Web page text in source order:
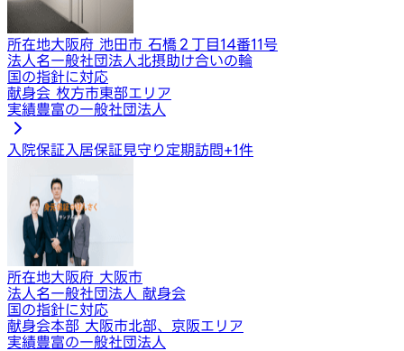
所在地大阪府 池田市 石橋２丁目14番11号
法人名一般社団法人北摂助け合いの輪
国の指針に対応
献身会 枚方市東部エリア
実績豊富の一般社団法人
入院保証 入居保証見守り定期訪問+1件
所在地大阪府 大阪市
法人名一般社団法人 献身会
国の指針に対応
献身会本部 大阪市北部、京阪エリア
実績豊富の一般社団法人